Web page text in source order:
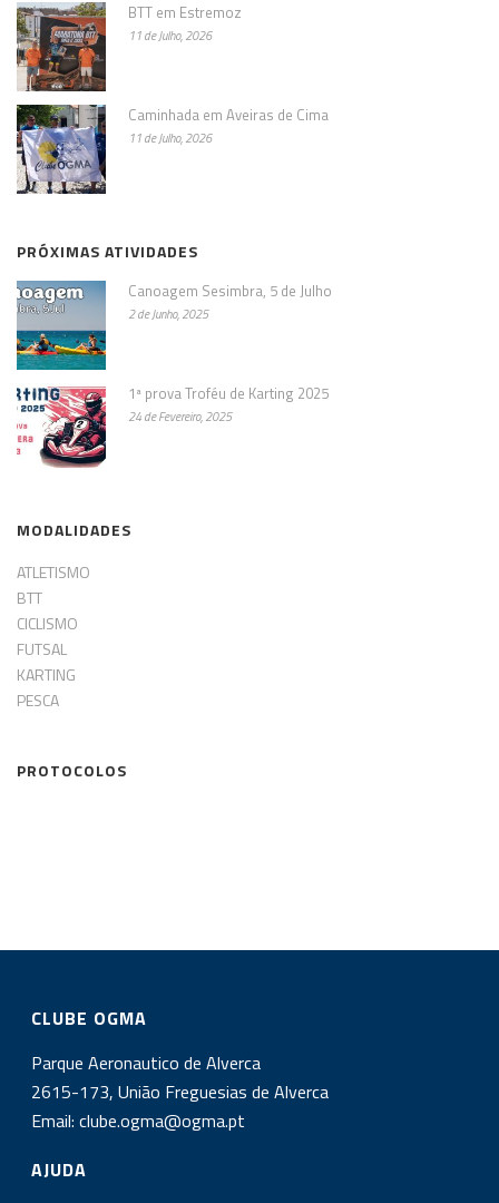
BTT em Estremoz
11 de Julho, 2026
Caminhada em Aveiras de Cima
11 de Julho, 2026
PRÓXIMAS ATIVIDADES
Canoagem Sesimbra, 5 de Julho
2 de Junho, 2025
1ª prova Troféu de Karting 2025
24 de Fevereiro, 2025
MODALIDADES
ATLETISMO
BTT
CICLISMO
FUTSAL
KARTING
PESCA
PROTOCOLOS
CLUBE OGMA
Parque Aeronautico de Alverca
2615-173, União Freguesias de Alverca
Email:clube.ogma@ogma.pt
AJUDA